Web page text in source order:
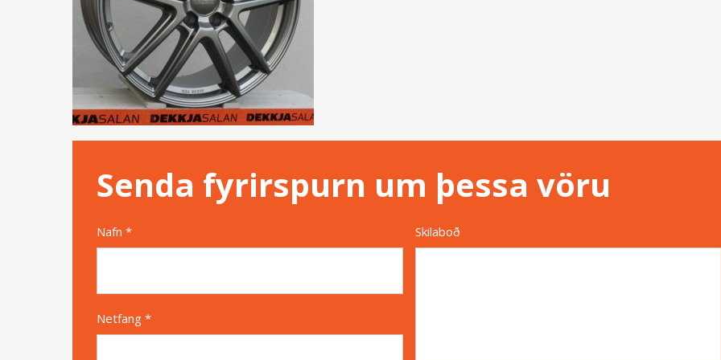
Senda fyrirspurn um þessa vöru
Nafn *
Netfang *
Skilaboð